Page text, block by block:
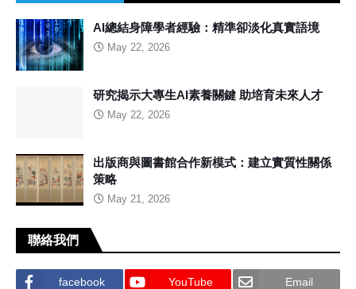
AI總結身障學者經驗：精準卻淡化真實語境
May 22, 2026
研究揭示大專生AI素養關鍵 助培育未來人才
May 22, 2026
出版商與圖書館合作新模式：建立實質性關係
策略
May 21, 2026
聯絡我們
facebook YouTube Email